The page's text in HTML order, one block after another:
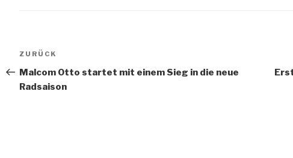
Beitragsnavigation
Vorheriger
Beitrag
ZURÜCK
Malcom Otto startet mit einem Sieg in die neue
Radsaison